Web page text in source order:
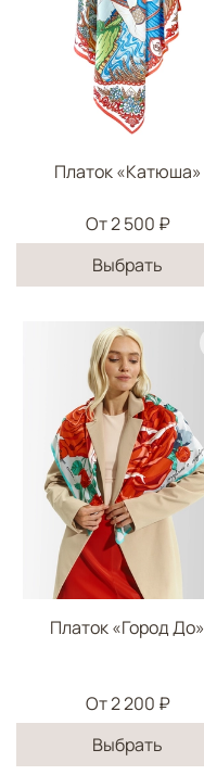
Платок «Катюша»
От2 500 ₽
Выбрать
Платок «Город До»
От2 200 ₽
Выбрать